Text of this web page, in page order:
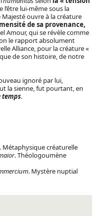
l’être lui-même sous la
ouvre à la créature
de sa provenance,
Amour, qui se révèle comme
le rapport absolument
Alliance, pour la créature «
de son histoire, de notre
ignoré par lui,
la sienne, fut pourtant, en
temps.
. Métaphysique créaturelle
. Théologoumène
. Mystère nuptial